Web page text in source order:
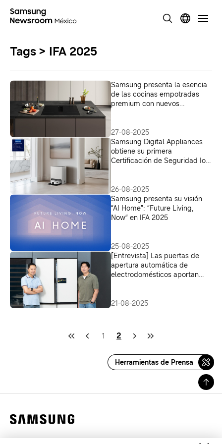
Tags > IFA 2025
Samsung presenta la esencia
de las cocinas empotradas
premium con nuevos
27-08-2025
Samsung Digital Appliances
obtiene su primera
Certificación de Seguridad IoT
26-08-2025
Samsung presenta su visión
“AI Home”: “Future Living,
Now” en IFA 2025
25-08-2025
[Entrevista] Las puertas de
apertura automática de
electrodomésticos aportan
21-08-2025
1 2
Herramientas de Prensa